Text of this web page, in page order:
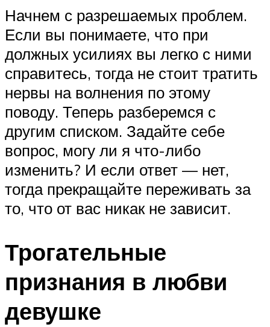
Начнем с разрешаемых проблем.
Если вы понимаете, что при
должных усилиях вы легко с ними
справитесь, тогда не стоит тратить
нервы на волнения по этому
поводу. Теперь разберемся с
другим списком. Задайте себе
вопрос, могу ли я что-либо
изменить? И если ответ — нет,
тогда прекращайте переживать за
то, что от вас никак не зависит.
Трогательные
признания в любви
девушке